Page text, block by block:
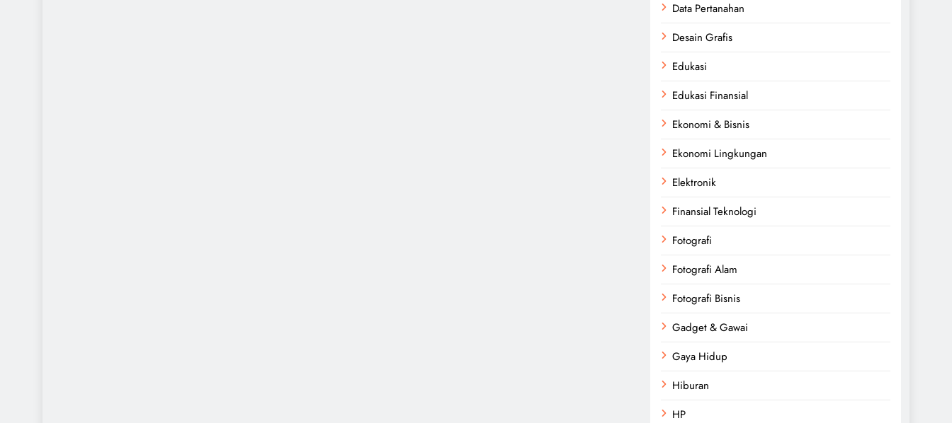
Data Pertanahan
Desain Grafis
Edukasi
Edukasi Finansial
Ekonomi & Bisnis
Ekonomi Lingkungan
Elektronik
Finansial Teknologi
Fotografi
Fotografi Alam
Fotografi Bisnis
Gadget & Gawai
Gaya Hidup
Hiburan
HP